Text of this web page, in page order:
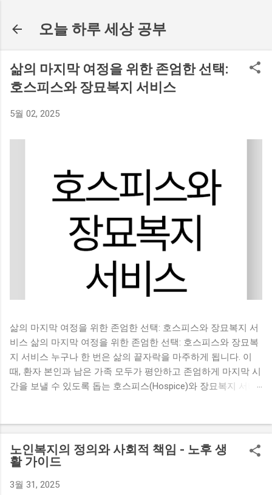
오늘 하루 세상 공부
삶의 마지막 여정을 위한 존엄한 선택:
호스피스와 장묘복지 서비스
5월 02, 2025
삶의 마지막 여정을 위한 존엄한 선택: 호스피스와 장묘복지 서
비스 삶의 마지막 여정을 위한 존엄한 선택: 호스피스와 장묘복
지 서비스 누구나 한 번은 삶의 끝자락을 마주하게 됩니다. 이
때, 환자 본인과 남은 가족 모두가 평안하고 존엄하게 마지막 시
간을 보낼 수 있도록 돕는 호스피스(Hospice)와 장묘복지 서비
역사와 종류는 어떻게 되는지, 그리고 장묘복지 서비스 의 개념
과 필요성, 시설, 그리고 최근 주목받는 자연장지 까지, 삶의 마
려드리겠습니다. 1. 호스피스(Hospice)란 무엇이며 왜 필요할까
노인복지의 정의와 사회적 책임 - 노후 생
활 가이드
3월 31, 2025